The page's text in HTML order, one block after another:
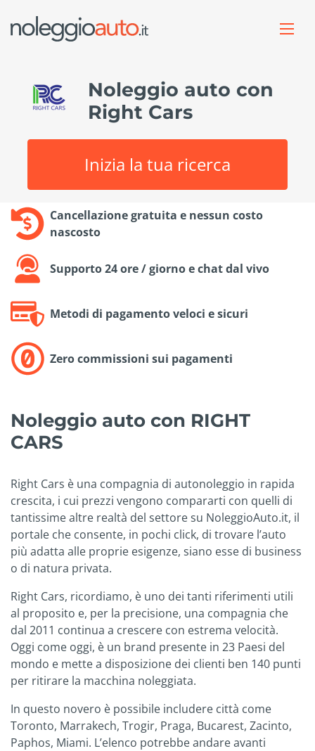
Noleggio auto con
Right Cars
Inizia la tua ricerca
Cancellazione gratuita e nessun costo
nascosto
Supporto 24 ore / giorno e chat dal vivo
Metodi di pagamento veloci e sicuri
Zero commissioni sui pagamenti
Noleggio auto con RIGHT
CARS
Right Cars è una compagnia di autonoleggio in rapida
crescita, i cui prezzi vengono compararti con quelli di
tantissime altre realtà del settore su NoleggioAuto.it, il
portale che consente, in pochi click, di trovare l’auto
più adatta alle proprie esigenze, siano esse di business
o di natura privata.
Right Cars, ricordiamo, è uno dei tanti riferimenti utili
al proposito e, per la precisione, una compagnia che
dal 2011 continua a crescere con estrema velocità.
Oggi come oggi, è un brand presente in 23 Paesi del
mondo e mette a disposizione dei clienti ben 140 punti
per ritirare la macchina noleggiata.
In questo novero è possibile includere città come
Toronto, Marrakech, Trogir, Praga, Bucarest, Zacinto,
Paphos, Miami. L’elenco potrebbe andare avanti